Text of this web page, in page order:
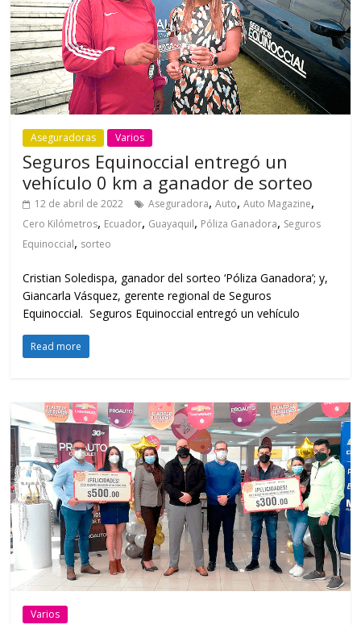
Aseguradoras Varios
Seguros Equinoccial entregó un
vehículo 0 km a ganador de sorteo
12 de abril de 2022 Aseguradora,Auto,Auto Magazine,
Cero Kilómetros, Ecuador, Guayaquil, Póliza Ganadora, Seguros
Equinoccial, sorteo
Cristian Soledispa, ganador del sorteo ‘Póliza Ganadora’; y,
Giancarla Vásquez, gerente regional de Seguros
Equinoccial. Seguros Equinoccial entregó un vehículo
Read more
Varios